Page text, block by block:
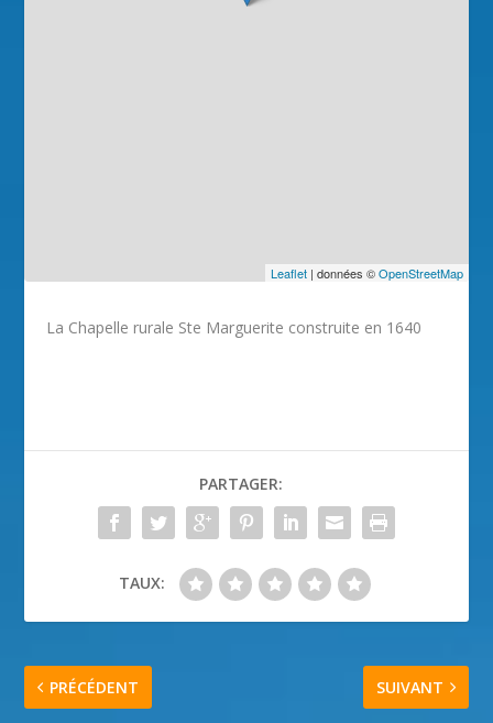
Leaflet| données ©OpenStreetMap
La Chapelle rurale Ste Marguerite construite en 1640
PARTAGER:
TAUX:
PRÉCÉDENT SUIVANT